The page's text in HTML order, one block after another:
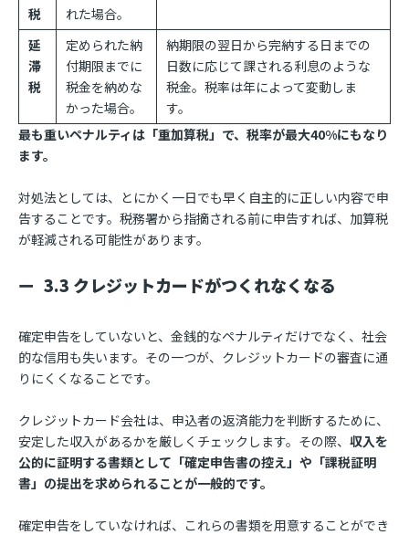
税
れた場合。
延
滞
税
定められた納
付期限までに
税金を納めな
かった場合。
納期限の翌日から完納する日までの
日数に応じて課される利息のような
税金。税率は年によって変動しま
す。
最も重いペナルティは「重加算税」で、税率が最大40%にもなり
ます。
対処法としては、とにかく一日でも早く自主的に正しい内容で申
告することです。税務署から指摘される前に申告すれば、加算税
が軽減される可能性があります。
3.3 クレジットカードがつくれなくなる
確定申告をしていないと、金銭的なペナルティだけでなく、社会
的な信用も失います。その一つが、クレジットカードの審査に通
りにくくなることです。
クレジットカード会社は、申込者の返済能力を判断するために、
安定した収入があるかを厳しくチェックします。その際、 収入を
公的に証明する書類として「確定申告書の控え」や「課税証明
書」の提出を求められることが一般的です。
確定申告をしていなければ、これらの書類を用意することができ